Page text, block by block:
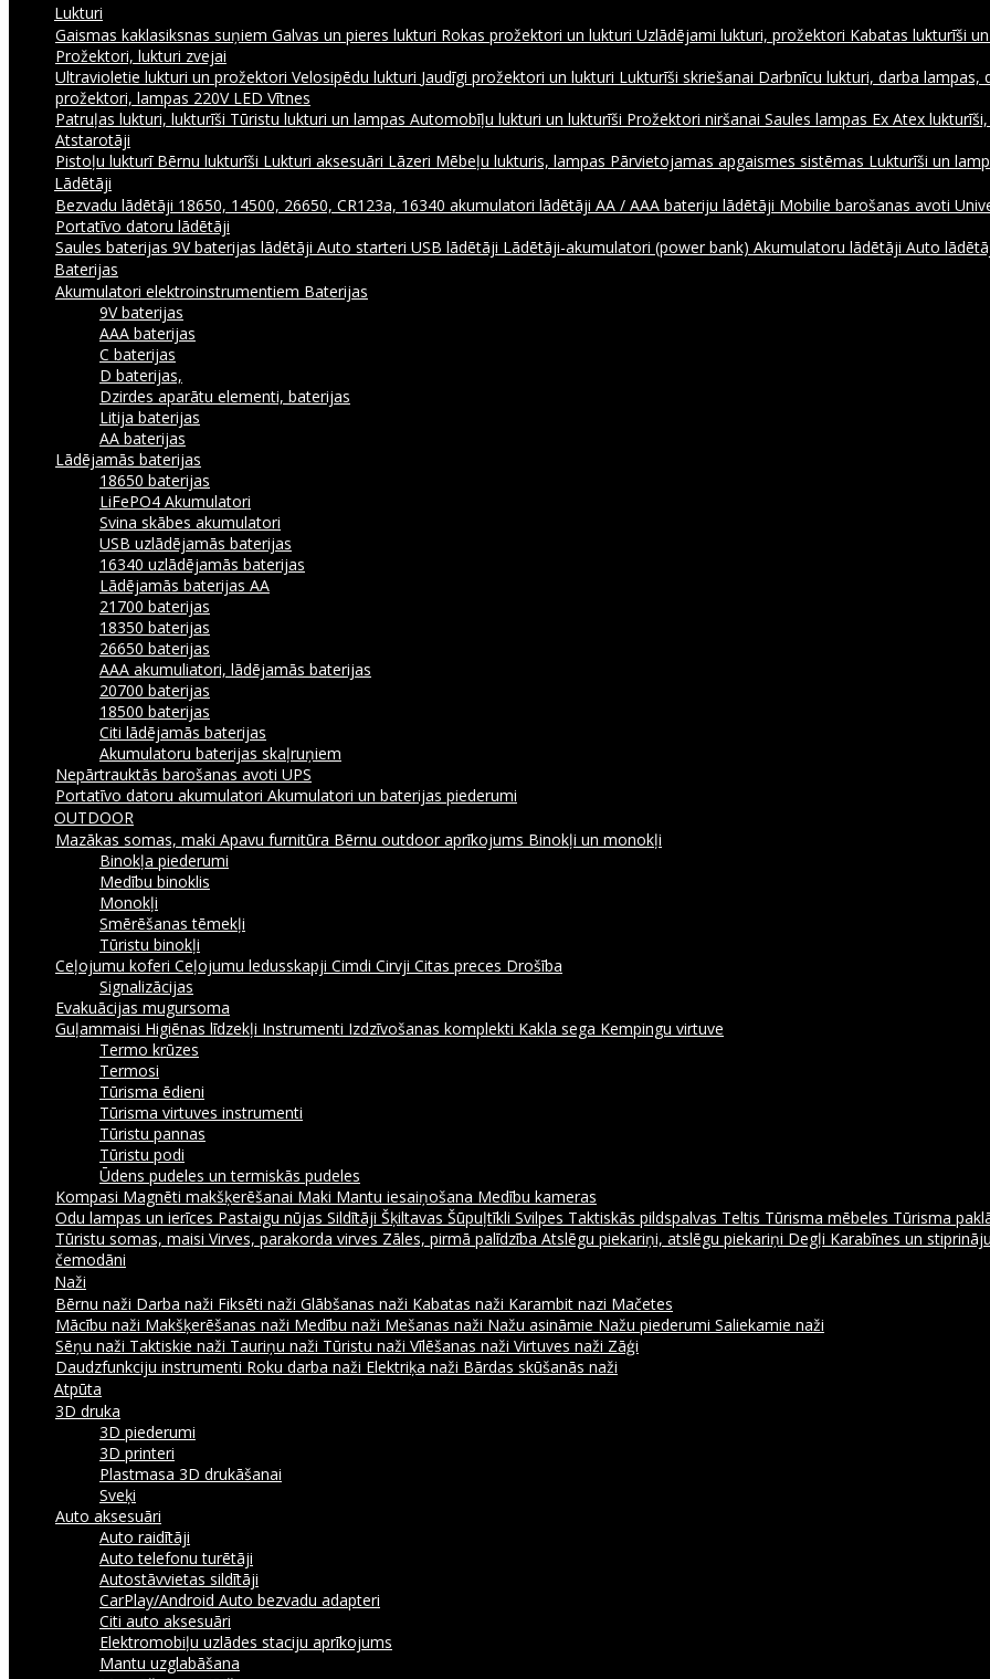
Lukturi
Gaismas kaklasiksnas suņiem Galvas un pieres lukturi Rokas prožektori un lukturi Uzlādējami lukturi, prožektori Kabatas lukturīši
Prožektori, lukturi zvejai
Ultravioletie lukturi un prožektori Velosipēdu lukturi Jaudīgi prožektori un lukturi Lukturīši skriešanai Darbnīcu lukturi, darba lampas,
prožektori, lampas 220V LED Vītnes
Patruļas lukturi, lukturīši Tūristu lukturi un lampas Automobīļu lukturi un lukturīši Prožektori niršanai Saules lampas Ex Atex
Atstarotāji
Pistoļu lukturī Bērnu lukturīši Lukturi aksesuāri Lāzeri Mēbeļu lukturis, lampas Pārvietojamas apgaismes sistēmas Lukturīši un
Lādētāji
Bezvadu lādētāji 18650, 14500, 26650, CR123a, 16340 akumulatori lādētāji AA / AAA bateriju lādētāji Mobilie barošanas avoti
Portatīvo datoru lādētāji
Saules baterijas 9V baterijas lādētāji Auto starteri USB lādētāji Lādētāji-akumulatori (power bank) Akumulatoru lādētāji Auto
Baterijas
Akumulatori elektroinstrumentiem Baterijas
9V baterijas
AAA baterijas
C baterijas
D baterijas,
Dzirdes aparātu elementi, baterijas
Litija baterijas
AA baterijas
Lādējamās baterijas
18650 baterijas
LiFePO4 Akumulatori
Svina skābes akumulatori
USB uzlādējamās baterijas
16340 uzlādējamās baterijas
Lādējamās baterijas AA
21700 baterijas
18350 baterijas
26650 baterijas
AAA akumuliatori, lādējamās baterijas
20700 baterijas
18500 baterijas
Citi lādējamās baterijas
Akumulatoru baterijas skaļruņiem
Nepārtrauktās barošanas avoti UPS
Portatīvo datoru akumulatori Akumulatori un baterijas piederumi
OUTDOOR
Mazākas somas, maki Apavu furnitūra Bērnu outdoor aprīkojums Binokļi un monokļi
Binokļa piederumi
Medību binoklis
Monokļi
Smērēšanas tēmekļi
Tūristu binokļi
Ceļojumu koferi Ceļojumu ledusskapji Cimdi Cirvji Citas preces Drošība
Signalizācijas
Evakuācijas mugursoma
Guļammaisi Higiēnas līdzekļi Instrumenti Izdzīvošanas komplekti Kakla sega Kempingu virtuve
Termo krūzes
Termosi
Tūrisma ēdieni
Tūrisma virtuves instrumenti
Tūristu pannas
Tūristu podi
Ūdens pudeles un termiskās pudeles
Kompasi Magnēti makšķerēšanai Maki Mantu iesaiņošana Medību kameras
Odu lampas un ierīces Pastaigu nūjas Sildītāji Šķiltavas Šūpuļtīkli Svilpes Taktiskās pildspalvas Teltis Tūrisma mēbeles Tūrisma
Tūristu somas, maisi Virves, parakorda virves Zāles, pirmā palīdzība Atslēgu piekariņi, atslēgu piekariņi Degļi Karabīnes un
čemodāni
Naži
Bērnu naži Darba naži Fiksēti naži Glābšanas naži Kabatas naži Karambit nazi Mačetes
Mācību naži Makšķerēšanas naži Medību naži Mešanas naži Nažu asināmie Nažu piederumi Saliekamie naži
Sēņu naži Taktiskie naži Tauriņu naži Tūristu naži Vīlēšanas naži Virtuves naži Zāģi
Daudzfunkciju instrumenti Roku darba naži Elektriķa naži Bārdas skūšanās naži
Atpūta
3D druka
3D piederumi
3D printeri
Plastmasa 3D drukāšanai
Sveķi
Auto aksesuāri
Auto raidītāji
Auto telefonu turētāji
Autostāvvietas sildītāji
CarPlay/Android Auto bezvadu adapteri
Citi auto aksesuāri
Elektromobiļu uzlādes staciju aprīkojums
Mantu uzglabāšana